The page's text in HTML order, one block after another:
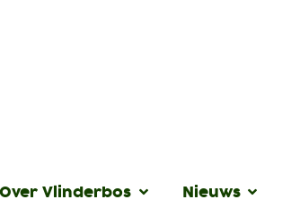
Over Vlinderbos Nieuws